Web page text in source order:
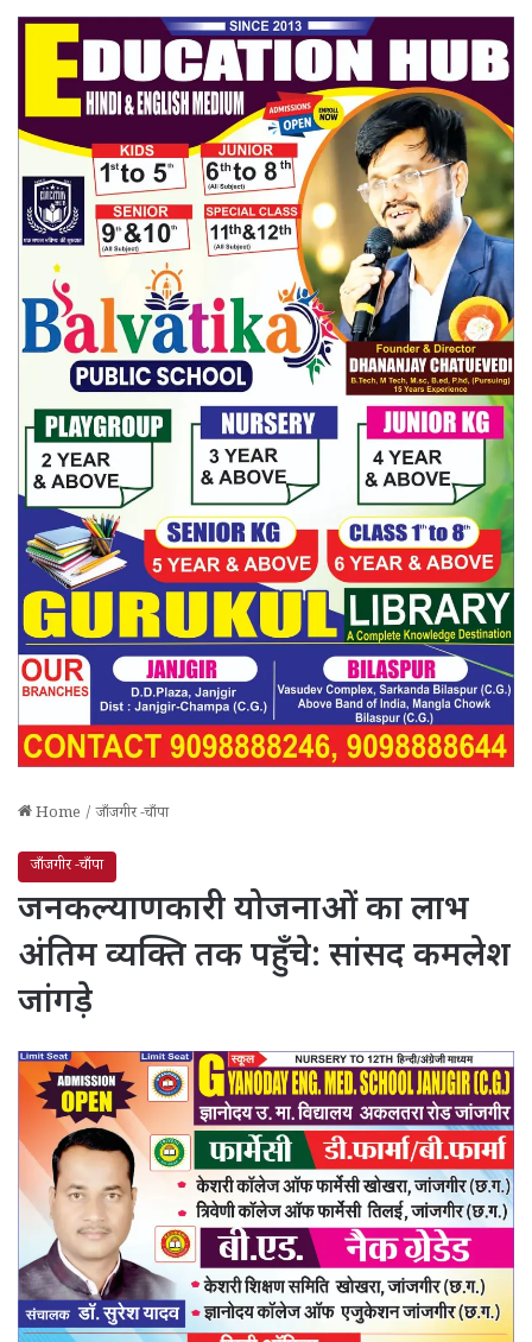
Home / जाँजगीर -चाँपा
जाँजगीर -चाँपा
जनकल्याणकारी योजनाओं का लाभ
अंतिम व्यक्ति तक पहुँचे: सांसद कमलेश
जांगड़े